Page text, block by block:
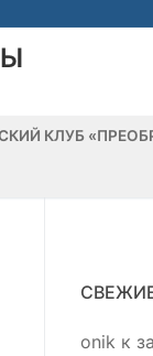
КЛУБ
onik к